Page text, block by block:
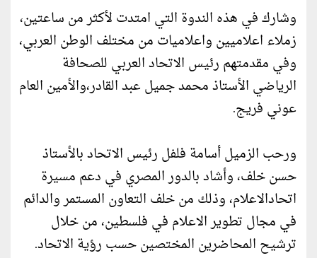
وشارك في هذه الندوة التي امتدت لأكثر من ساعتين،
زملاء اعلاميين واعلاميات من مختلف الوطن العربي،
وفي مقدمتهم رئيس الاتحاد العربي للصحافة
الرياضي الأستاذ محمد جميل عبد القادر،والأمين العام
عوني فريج.
ورحب الزميل أسامة فلفل رئيس الاتحاد بالأستاذ
حسن خلف، وأشاد بالدور المصري في دعم مسيرة
اتحادالاعلام، وذلك من خلف التعاون المستمر والدائم
في مجال تطوير الاعلام في فلسطين، من خلال
ترشيح المحاضرين المختصين حسب رؤية الاتحاد.